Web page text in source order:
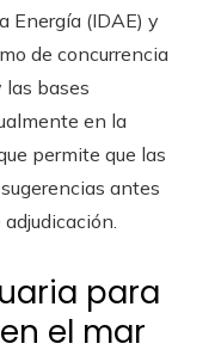
Energía (IDAE) y
de concurrencia
bases
en la
permite que las
antes
para
el mar